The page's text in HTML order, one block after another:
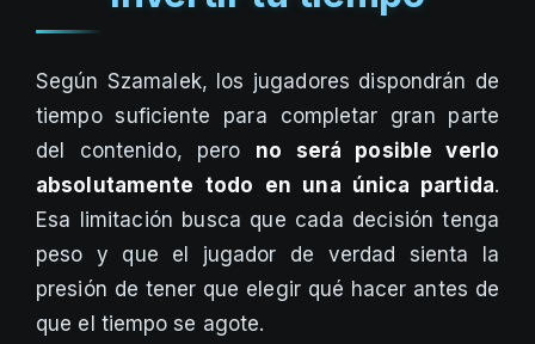
Según Szamalek, los jugadores dispondrán de
tiempo suficiente para completar gran parte
del contenido, pero no será posible verlo
absolutamente todo en una única partida.
Esa limitación busca que cada decisión tenga
peso y que el jugador de verdad sienta la
presión de tener que elegir qué hacer antes de
que el tiempo se agote.